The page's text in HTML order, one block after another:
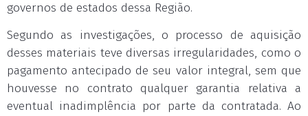
governos de estados dessa Região.
Segundo as investigações, o processo de aquisição
desses materiais teve diversas irregularidades, como o
pagamento antecipado de seu valor integral, sem que
houvesse no contrato qualquer garantia relativa a
eventual inadimplência por parte da contratada. Ao